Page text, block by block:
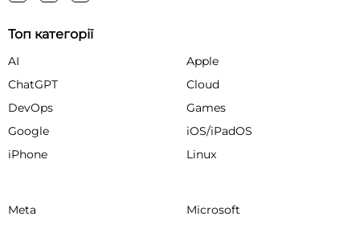
Топ категорії
AI
Apple
ChatGPT
Cloud
DevOps
Games
Google
iOS/iPadOS
iPhone
Linux
Meta
Microsoft